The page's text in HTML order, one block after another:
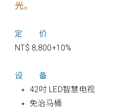
光。
定 价
NT$ 8,800+10%
设 备
42吋 LED智慧电视
免治马桶